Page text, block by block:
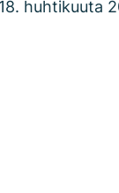
18. huhtikuuta